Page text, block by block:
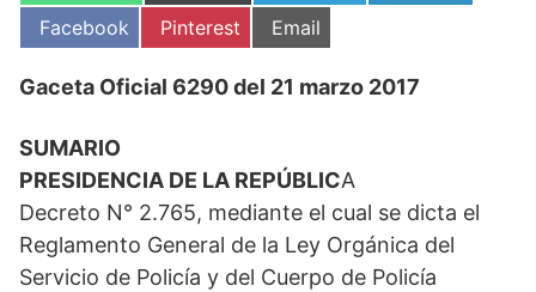
Compartir
en
Facebook
Compartir
en
Pinterest
Compartir
en
Email
Gaceta Oficial 6290 del 21 marzo 2017
SUMARIO
PRESIDENCIA DE LA REPÚBLICA
Decreto N° 2.765, mediante el cual se dicta el
Reglamento General de la Ley Orgánica del
Servicio de Policía y del Cuerpo de Policía